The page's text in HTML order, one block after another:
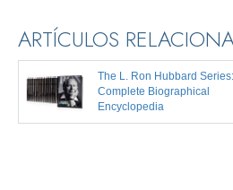
ARTÍCULOS
The L. Ron Hubbard
Complete Biographical
Encyclopedia